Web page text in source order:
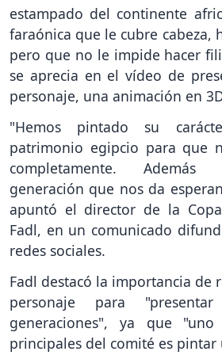
estampado del continente
faraónica que le cubre cabeza,
pero que no le impide hacer
se aprecia en el vídeo de
personaje, una animación en
"Hemos pintado su
patrimonio egipcio para que
completamente. Además
generación que nos da
apuntó el director de la
Fadl, en un comunicado
redes sociales.
Fadl destacó la importancia de
personaje para
generaciones", ya que
principales del comité es